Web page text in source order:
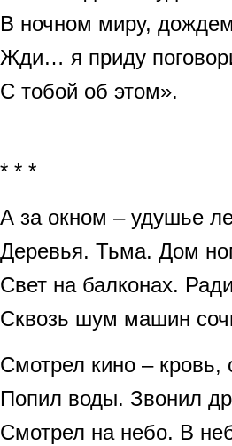
В ночном миру,
Жди… я приду
С тобой об этом».
* * *
А за окном – удушье
Деревья. Тьма. Дом
Свет на балконах.
Сквозь шум машин
Смотрел кино – кровь,
Попил воды. Звонил
Смотрел на небо. В